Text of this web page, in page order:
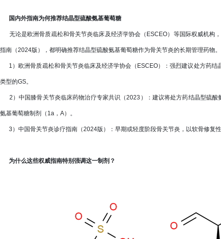
国内外指南为何推荐结晶型硫酸氨基葡萄糖
无论是欧洲骨质疏松和骨关节炎临床及经济学协会（ESCEO）等国际权威机构
指南（2024版），都明确推荐结晶型硫酸氨基葡萄糖作为骨关节炎的长期管理药物。
1）欧洲骨质疏松和骨关节炎临床及经济学协会（ESCEO）：强烈建议处方药结
类型的GS。
2）中国膝骨关节炎临床药物治疗专家共识（2023）：建议将处方药结晶型硫酸
氨基葡萄糖制剂（1a，A）。
3）中国骨关节炎诊疗指南（2024版）：早期或轻度阶段骨关节炎，以软骨修复
为什么这些权威指南特别强调这一制剂？